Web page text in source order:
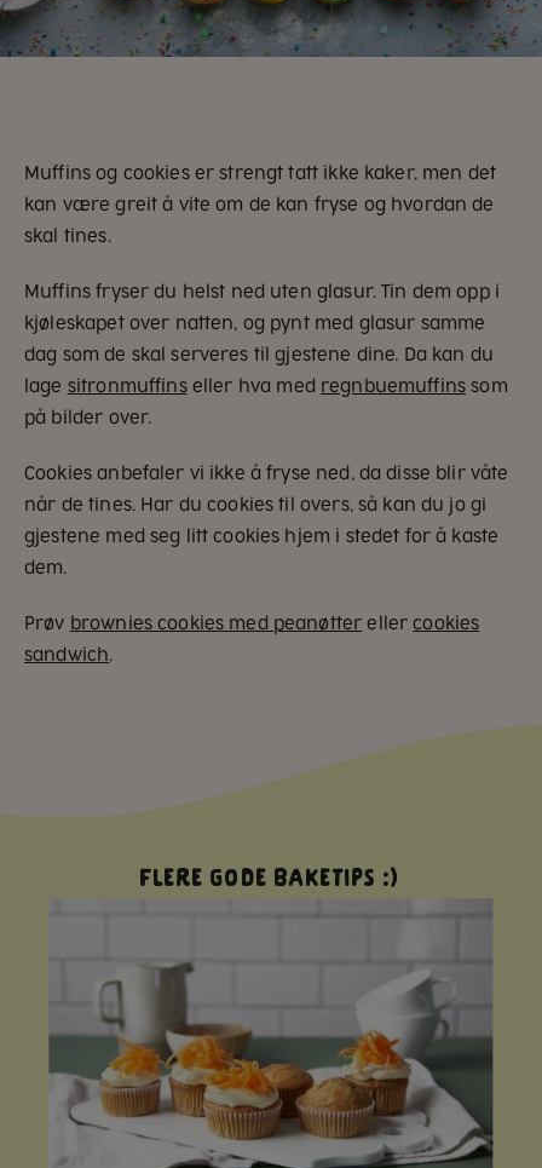
Muffins og cookies er strengt tatt ikke kaker, men det
kan være greit å vite om de kan fryse og hvordan de
skal tines.
Muffins fryser du helst ned uten glasur. Tin dem opp i
kjøleskapet over natten, og pynt med glasur samme
dag som de skal serveres til gjestene dine. Da kan du
lage sitronmuffinseller hva med regnbuemuffins som
på bilder over.
Cookies anbefaler vi ikke å fryse ned, da disse blir våte
når de tines. Har du cookies til overs, så kan du jo gi
gjestene med seg litt cookies hjem i stedet for å kaste
dem.
Prøv brownies cookies med peanøtter ellercookies
sandwich.
Flere gode baketips :)